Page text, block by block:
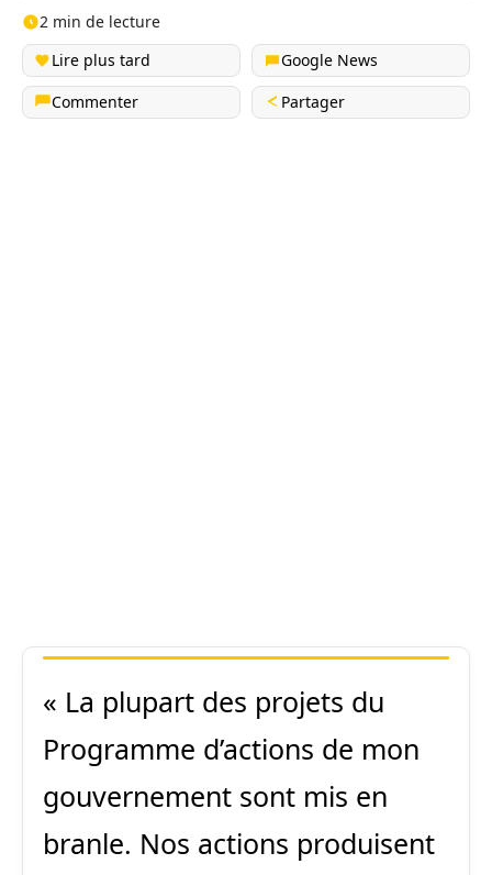
2 min de lecture
Lire plus tard
Google News
Commenter
Partager
« La plupart des projets du
Programme d’actions de mon
gouvernement sont mis en
branle. Nos actions produisent